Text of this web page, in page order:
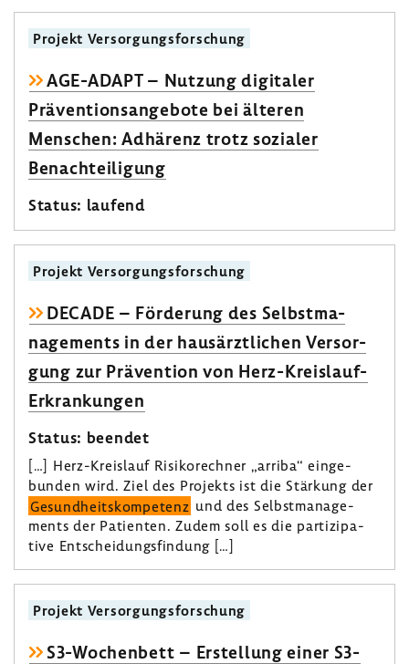
Projekt Versor­gungs­for­schung
AGE-​ADAPT – Nutzung digi­taler
Präven­ti­ons­an­ge­bote bei älteren
Menschen: Adhä­renz trotz sozialer
Benach­tei­li­gung
Status: laufend
Projekt Versor­gungs­for­schung
DECADE – Förde­rung des Selbst­ma­
nage­ments in der haus­ärzt­li­chen Versor­
gung zur Präven­tion von Herz-​Kreislauf-
Erkrankungen
Status: beendet
[…] Herz-​Kreislauf Risi­ko­rechner „arriba“ einge­
bunden wird. Ziel des Projekts ist die Stär­kung der
Gesund­heits­kom­pe­tenz und des Selbst­ma­nage­
ments der Pati­enten. Zudem soll es die parti­zi­pa­
tive Entschei­dungs­fin­dung […]
Projekt Versor­gungs­for­schung
S3-​Wochenbett – Erstel­lung einer S3-​